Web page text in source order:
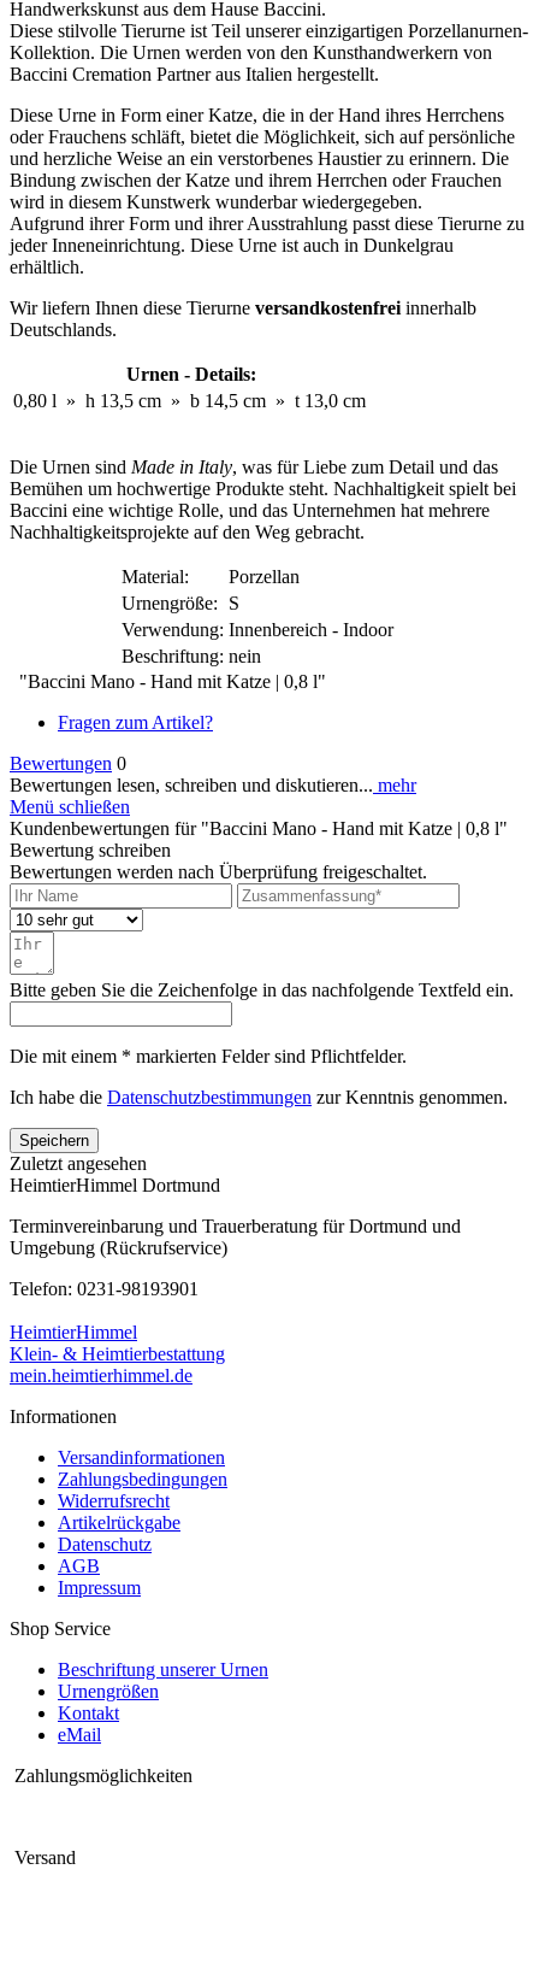
Handwerkskunst aus dem Hause Baccini.
Diese stilvolle Tierurne ist Teil unserer einzigartigen Porzellanurnen-
Kollektion. Die Urnen werden von den Kunsthandwerkern von
Baccini Cremation Partner aus Italien hergestellt.
Diese Urne in Form einer Katze, die in der Hand ihres Herrchens
oder Frauchens schläft, bietet die Möglichkeit, sich auf persönliche
und herzliche Weise an ein verstorbenes Haustier zu erinnern. Die
Bindung zwischen der Katze und ihrem Herrchen oder Frauchen
wird in diesem Kunstwerk wunderbar wiedergegeben.
Aufgrund ihrer Form und ihrer Ausstrahlung passt diese Tierurne zu
jeder Inneneinrichtung. Diese Urne ist auch in Dunkelgrau
erhältlich.
Wir liefern Ihnen diese Tierurne versandkostenfrei innerhalb
Deutschlands.
Urnen - Details:
0,80 l » h 13,5 cm » b 14,5 cm » t 13,0 cm
Die Urnen sind Made in Italy, was für Liebe zum Detail und das
Bemühen um hochwertige Produkte steht. Nachhaltigkeit spielt bei
Baccini eine wichtige Rolle, und das Unternehmen hat mehrere
Nachhaltigkeitsprojekte auf den Weg gebracht.
Material:
Porzellan
Urnengröße:
S
Verwendung: Innenbereich - Indoor
Beschriftung: nein
"Baccini Mano - Hand mit Katze | 0,8 l"
Fragen zum Artikel?
Bewertungen 0
Bewertungen lesen, schreiben und diskutieren... mehr
Menü schließen
Kundenbewertungen für "Baccini Mano - Hand mit Katze | 0,8 l"
Bewertung schreiben
Bewertungen werden nach Überprüfung freigeschaltet.
Bitte geben Sie die Zeichenfolge in das nachfolgende Textfeld ein.
Die mit einem * markierten Felder sind Pflichtfelder.
Ich habe die Datenschutzbestimmungen zur Kenntnis genommen.
Speichern
Zuletzt angesehen
HeimtierHimmel Dortmund
Terminvereinbarung und Trauerberatung für Dortmund und
Umgebung (Rückrufservice)
Telefon: 0231-98193901
HeimtierHimmel
Klein- & Heimtierbestattung
mein.heimtierhimmel.de
Informationen
Versandinformationen
Zahlungsbedingungen
Widerrufsrecht
Artikelrückgabe
Datenschutz
AGB
Impressum
Shop Service
Beschriftung unserer Urnen
Urnengrößen
Kontakt
eMail
Zahlungsmöglichkeiten
Versand